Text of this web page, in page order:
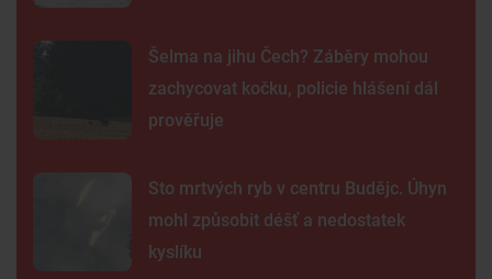
Šelma na jihu Čech? Záběry mohou
zachycovat kočku, policie hlášení dál
prověřuje
Sto mrtvých ryb v centru Budějc. Úhyn
mohl způsobit déšť a nedostatek
kyslíku